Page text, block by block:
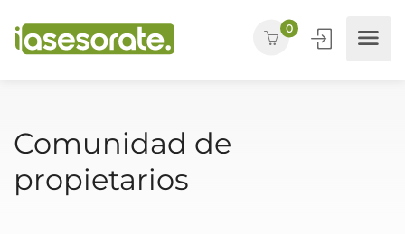
0
Comunidad de
propietarios